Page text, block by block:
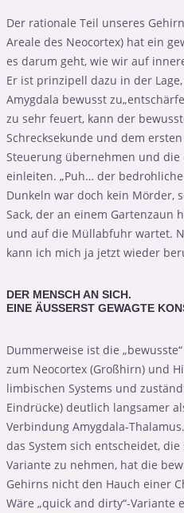
Der rationale Teil unseres
Areale des Neocortex) hat ein
es darum geht, wie wir auf
Er ist prinzipell dazu in der
Amygdala bewusst
zu sehr feuert, kann der
Schrecksekunde und dem
Steuerung übernehmen und
einleiten. „Puh… der
Dunkeln war doch kein Mörder,
Sack, der an einem Gartenzaun
und auf die Müllabfuhr wartet.
kann ich mich ja jetzt wieder
DER MENSCH AN SICH.
EINE ÄUSSERST GEWAGTE
Dummerweise ist die
zum Neocortex (Großhirn) und
limbischen Systems und
Eindrücke) deutlich langsamer
Verbindung Amygdala-
das System sich entscheidet,
Variante zu nehmen, hat die
Gehirns nicht den Hauch einer
Wäre „quick and dirty“-Variante